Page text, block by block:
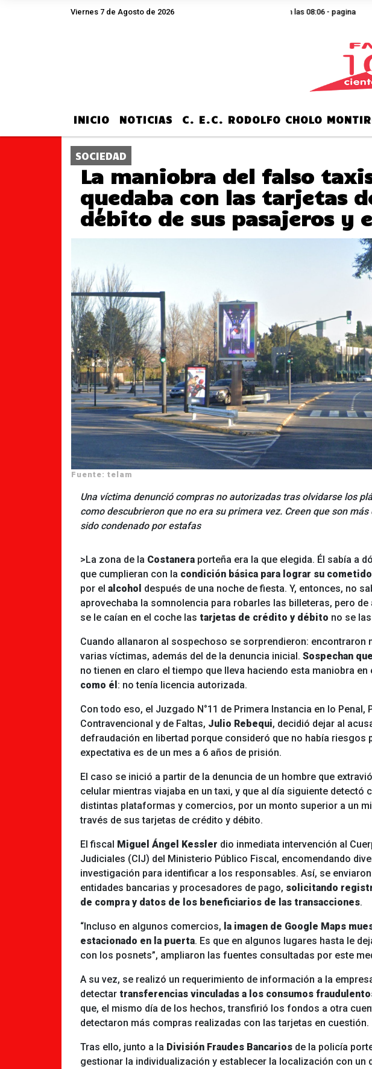
Viernes 7 de Agosto de 2026Hoy es Viernes 7 de Agosto de 2026 y son las 08:06 - pagina
INICIO NOTICIAS C. E.C. RODOLFO CHOLO
SOCIEDAD
La maniobra del falso
quedaba con las tarjetas
débito de sus pasajeros y
Fuente: telam
Una víctima denunció compras no autorizadas tras olvidarse los
como descubrieron que no era su primera vez. Creen que son
sido condenado por estafas
>La zona de la Costanera porteña era la que elegida. Él sabía a
que cumplieran con la condición básica para lograr su cometido
por el alcohol después de una noche de fiesta. Y, entonces, no
aprovechaba la somnolencia para robarles las billeteras, pero
se le caían en el coche las tarjetas de crédito y débito no se
Cuando allanaron al sospechoso se sorprendieron: encontraron
varias víctimas, además del de la denuncia inicial. Sospechan
no tienen en claro el tiempo que lleva haciendo esta maniobra en
como él : no tenía licencia autorizada.
Con todo eso, el Juzgado N°11 de Primera Instancia en lo Penal,
Contravencional y de Faltas, Julio Rebequi, decidió dejar al
defraudación en libertad porque consideró que no había riesgos
expectativa es de un mes a 6 años de prisión.
El caso se inició a partir de la denuncia de un hombre que
celular mientras viajaba en un taxi, y que al día siguiente detectó
distintas plataformas y comercios, por un monto superior a un
través de sus tarjetas de crédito y débito.
El fiscal Miguel Ángel Kessler dio inmediata intervención al
Judiciales (CIJ) del Ministerio Público Fiscal, encomendando
investigación para identificar a los responsables. Así, se
entidades bancarias y procesadores de pago, solicitando
de compra y datos de los beneficiarios de las transacciones.
“Incluso en algunos comercios, la imagen de Google Maps
estacionado en la puerta. Es que en algunos lugares hasta le
con los posnets”, ampliaron las fuentes consultadas por este
A su vez, se realizó un requerimiento de información a la
detectar transferencias vinculadas a los consumos
que, el mismo día de los hechos, transfirió los fondos a otra
detectaron más compras realizadas con las tarjetas en cuestión.
Tras ello, junto a la División Fraudes Bancarios de la policía
gestionar la individualización y establecer la localización con un